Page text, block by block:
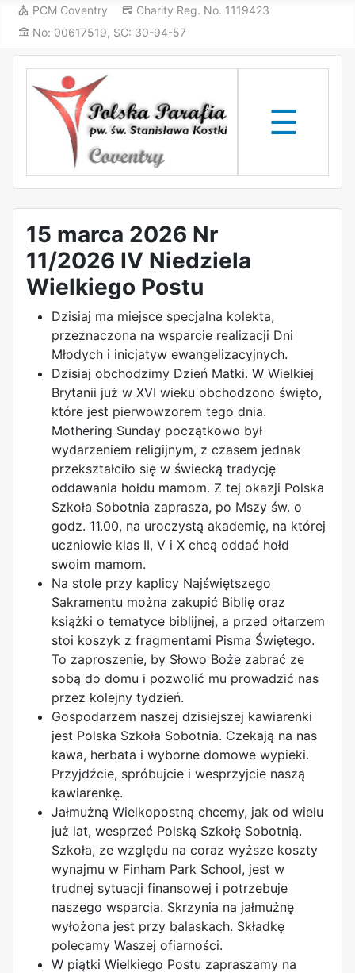
PCM Coventry
Charity Reg. No. 1119423
No: 00617519, SC: 30-94-57
☰
15 marca 2026 Nr
11/2026 IV Niedziela
Wielkiego Postu
Dzisiaj ma miejsce specjalna kolekta,
przeznaczona na wsparcie realizacji Dni
Młodych i inicjatyw ewangelizacyjnych.
Dzisiaj obchodzimy Dzień Matki. W Wielkiej
Brytanii już w XVI wieku obchodzono święto,
które jest pierwowzorem tego dnia.
Mothering Sunday początkowo był
wydarzeniem religijnym, z czasem jednak
przekształciło się w świecką tradycję
oddawania hołdu mamom. Z tej okazji Polska
Szkoła Sobotnia zaprasza, po Mszy św. o
godz. 11.00, na uroczystą akademię, na której
uczniowie klas II, V i X chcą oddać hołd
swoim mamom.
Na stole przy kaplicy Najświętszego
Sakramentu można zakupić Biblię oraz
książki o tematyce biblijnej, a przed ołtarzem
stoi koszyk z fragmentami Pisma Świętego.
To zaproszenie, by Słowo Boże zabrać ze
sobą do domu i pozwolić mu prowadzić nas
przez kolejny tydzień.
Gospodarzem naszej dzisiejszej kawiarenki
jest Polska Szkoła Sobotnia. Czekają na nas
kawa, herbata i wyborne domowe wypieki.
Przyjdźcie, spróbujcie i wesprzyjcie naszą
kawiarenkę.
Jałmużną Wielkopostną chcemy, jak od wielu
już lat, wesprzeć Polską Szkołę Sobotnią.
Szkoła, ze względu na coraz wyższe koszty
wynajmu w Finham Park School, jest w
trudnej sytuacji finansowej i potrzebuje
naszego wsparcia. Skrzynia na jałmużnę
wyłożona jest przy balaskach. Składkę
polecamy Waszej ofiarności.
W piątki Wielkiego Postu zapraszamy na